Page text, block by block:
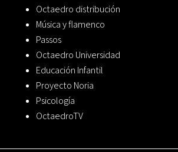
Octaedro distribución
Música y flamenco
Passos
Octaedro Universidad
Educación Infantil
Proyecto Noria
Psicología
OctaedroTV